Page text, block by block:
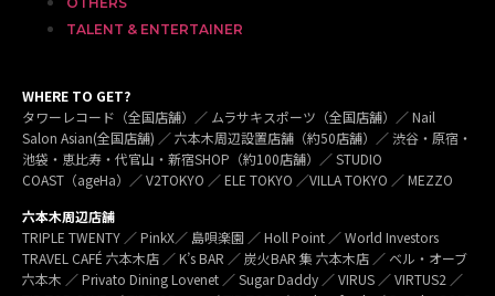
TALENT & ENTERTAINER
WHERE TO GET?
タワーレコード（全国店舗）／ ムラサキスポーツ（全国店舗）／ Nail
Salon Asian(全国店舗) ／ 六本木周辺設置店舗（約50店舗）／ 渋谷・原宿・
池袋・恵比寿・代官山・新宿SHOP（約100店舗）／ STUDIO
COAST（ageHa）／ V2TOKYO ／ ELE TOKYO ／VILLA TOKYO ／ MEZZO
六本木周辺店舗
TRIPLE TWENTY ／ PinkX／ 島唄楽園 ／ Holl Point ／ World Investors
TRAVEL CAFÉ 六本木店 ／ K’s BAR ／ 炭火BAR 集 六本木店 ／ ベル・オーブ
六本木 ／ Privato Dining Lovenet ／ Sugar Daddy ／ VIRUS ／ VIRTUS2 ／